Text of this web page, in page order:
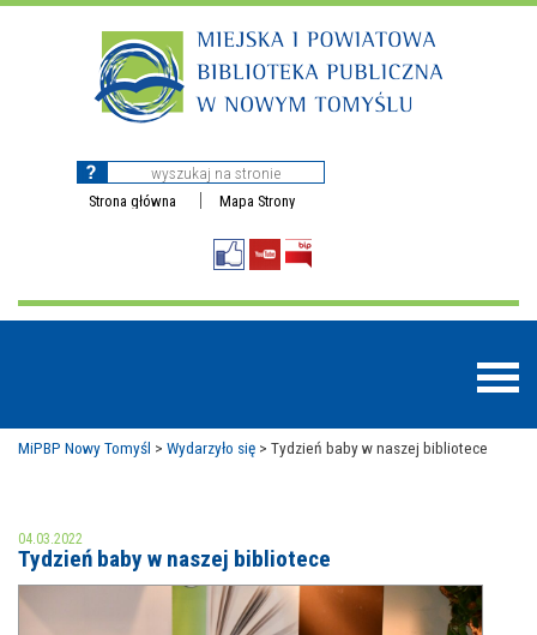
Strona główna Mapa Strony
MOJE KONTO
MiPBP Nowy Tomyśl > Wydarzyło się > Tydzień baby w naszej bibliotece
04.03.2022
Tydzień baby w naszej bibliotece